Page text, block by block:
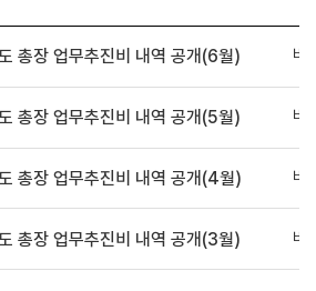
총장 업무추진비 내역 공개(6월) 비
총장 업무추진비 내역 공개(5월) 비
총장 업무추진비 내역 공개(4월) 비
총장 업무추진비 내역 공개(3월) 비